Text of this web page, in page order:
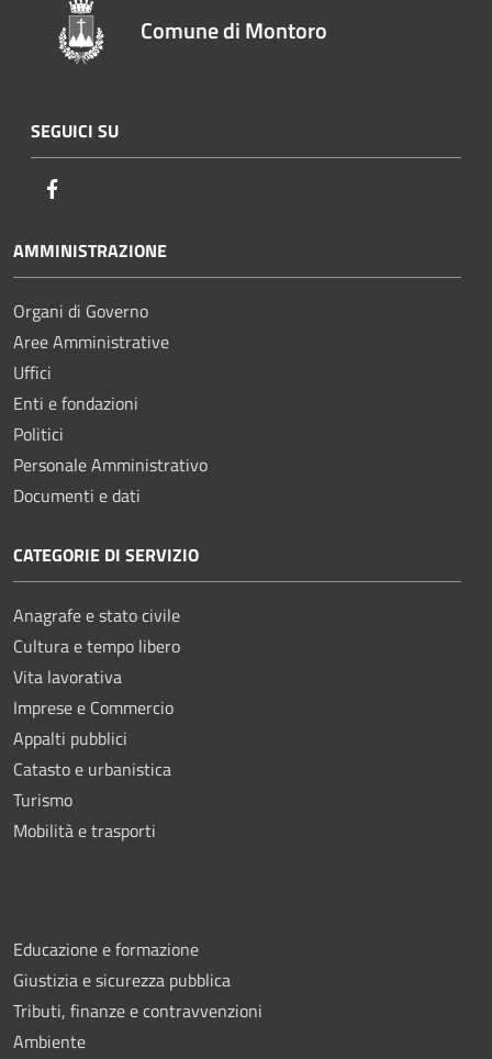
Comune di Montoro
SEGUICI SU
AMMINISTRAZIONE
Organi di Governo
Aree Amministrative
Uffici
Enti e fondazioni
Politici
Personale Amministrativo
Documenti e dati
CATEGORIE DI SERVIZIO
Anagrafe e stato civile
Cultura e tempo libero
Vita lavorativa
Imprese e Commercio
Appalti pubblici
Catasto e urbanistica
Turismo
Mobilità e trasporti
Educazione e formazione
Giustizia e sicurezza pubblica
Tributi, finanze e contravvenzioni
Ambiente